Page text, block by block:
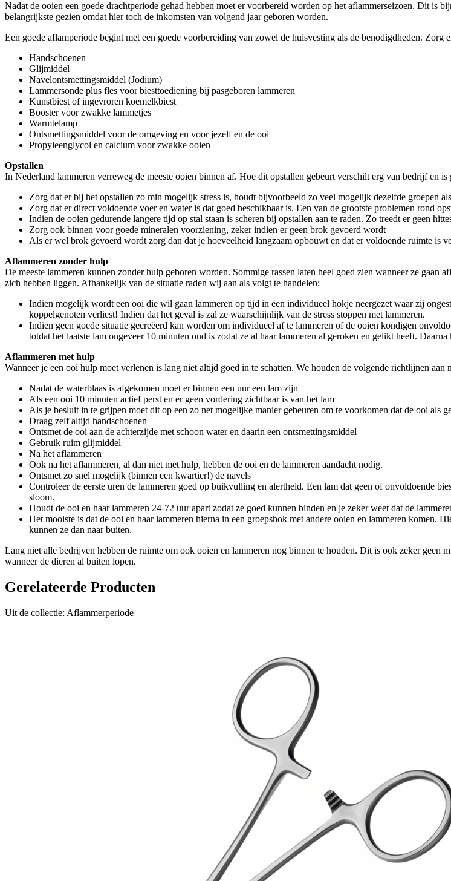
Nadat de ooien een goede drachtperiode gehad hebben moet er voorbereid worden op het aflammerseizoen. Dit is
belangrijkste gezien omdat hier toch de inkomsten van volgend jaar geboren worden.
Een goede aflamperiode begint met een goede voorbereiding van zowel de huisvesting als de benodigdheden.
Handschoenen
Glijmiddel
Navelontsmettingsmiddel (Jodium)
Lammersonde plus fles voor biesttoediening bij pasgeboren lammeren
Kunstbiest of ingevroren koemelkbiest
Booster voor zwakke lammetjes
Warmtelamp
Ontsmettingsmiddel voor de omgeving en voor jezelf en de ooi
Propyleenglycol en calcium voor zwakke ooien
Opstallen
In Nederland lammeren verreweg de meeste ooien binnen af. Hoe dit opstallen gebeurt verschilt erg van bedrijf en
Zorg dat er bij het opstallen zo min mogelijk stress is, houdt bijvoorbeeld zo veel mogelijk dezelfde groepen
Zorg dat er direct voldoende voer en water is dat goed beschikbaar is. Een van de grootste problemen rond
Indien de ooien gedurende langere tijd op stal staan is scheren bij opstallen aan te raden. Zo treedt er geen
Zorg ook binnen voor goede mineralen voorziening, zeker indien er geen brok gevoerd wordt
Als er wel brok gevoerd wordt zorg dan dat je hoeveelheid langzaam opbouwt en dat er voldoende ruimte is
Aflammeren zonder hulp
De meeste lammeren kunnen zonder hulp geboren worden. Sommige rassen laten heel goed zien wanneer ze
zich hebben liggen. Afhankelijk van de situatie raden wij aan als volgt te handelen:
Indien mogelijk wordt een ooi die wil gaan lammeren op tijd in een individueel hokje neergezet waar zij
koppelgenoten verliest! Indien dat het geval is zal ze waarschijnlijk van de stress stoppen met lammeren.
Indien geen goede situatie gecreëerd kan worden om individueel af te lammeren of de ooien kondigen
totdat het laatste lam ongeveer 10 minuten oud is zodat ze al haar lammeren al geroken en gelikt heeft.
Aflammeren met hulp
Wanneer je een ooi hulp moet verlenen is lang niet altijd goed in te schatten. We houden de volgende richtlijnen
Nadat de waterblaas is afgekomen moet er binnen een uur een lam zijn
Als een ooi 10 minuten actief perst en er geen vordering zichtbaar is van het lam
Als je besluit in te grijpen moet dit op een zo net mogelijke manier gebeuren om te voorkomen dat de ooi als
Draag zelf altijd handschoenen
Ontsmet de ooi aan de achterzijde met schoon water en daarin een ontsmettingsmiddel
Gebruik ruim glijmiddel
Na het aflammeren
Ook na het aflammeren, al dan niet met hulp, hebben de ooi en de lammeren aandacht nodig.
Ontsmet zo snel mogelijk (binnen een kwartier!) de navels
Controleer de eerste uren de lammeren goed op buikvulling en alertheid. Een lam dat geen of onvoldoende
sloom.
Houdt de ooi en haar lammeren 24-72 uur apart zodat ze goed kunnen binden en je zeker weet dat de
Het mooiste is dat de ooi en haar lammeren hierna in een groepshok met andere ooien en lammeren komen.
kunnen ze dan naar buiten.
Lang niet alle bedrijven hebben de ruimte om ook ooien en lammeren nog binnen te houden. Dit is ook zeker geen
wanneer de dieren al buiten lopen.
Gerelateerde Producten
Uit de collectie: Aflammerperiode